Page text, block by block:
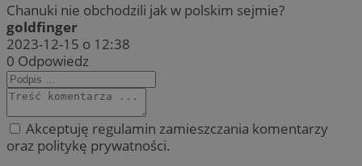
Chanuki nie obchodzili jak w polskim sejmie?
goldfinger
2023-12-15 o 12:38
0 Odpowiedz
Akceptuję regulamin zamieszczania komentarzy
oraz politykę prywatności.